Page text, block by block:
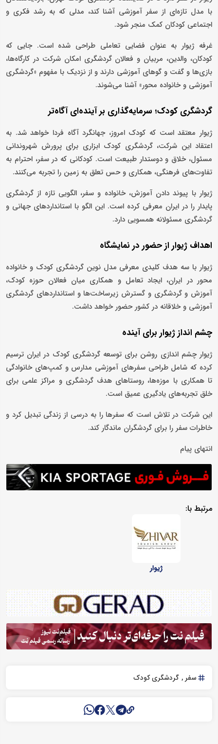
با مدل تازه‌ای از سفر آموزشی آشنا کند، مدلی که به رشد فکری و
اجتماعی کودکان کمک منجر شود.
غرفه ژیوار به ‌عنوان فضایی تعاملی طراحی شده است. جایی که
کودکان، والدین، مربیان و فعالان گردشگری امکان شرکت در کارگاه‌ها،
بازی‌ها و گفت و گوهای آموزشی دارند و از نزدیک با مفهوم «گردشگری
آموزشی و خانواده ‌محور» آشنا می‌شوند.
گردشگری کودک؛ سرمایه‌گذاری بر آینده‌ای آگاه‌تر
ژیوار معتقد است که کودک امروز، جهانگرد آگاه فردا خواهد شد. به
اعتقاد این شرکت، گردشگری کودک ابزاری برای پرورش شهروندانی
مسئول، خلاق و دوستدار طبیعت است. کودکانی که در سفر، احترام به
تفاوت‌های فرهنگی، همکاری و حس تعلق به زمین را تجربه می‌کنند.
ژیوار با پیوند دادن آموزش، خانواده و سفر، الگویی تازه از گردشگری
پایدار را در ایران معرفی کرده است. این الگو با استانداردهای جهانی و
گردشگری مسئولانه همسویی دارد.
اهداف ژیوار از حضور در نمایشگاه
ژیوار با سه هدف کلیدی معرفی مدل نوین گردشگری کودک و خانواده‌
محور در ایران، ایجاد تعامل و همکاری میان فعالان حوزه کودک،
آموزش و گردشگری و گسترش زیرساخت‌ها و استانداردهای گردشگری
آموزشی و خلاقانه در کشور حضور خواهد داشت.
چشم ‌انداز ژیوار برای آینده
ژیوار چشم ‌اندازی روشن برای توسعه گردشگری کودک در ایران ترسیم
کرده که شامل طراحی سفرهای آموزشی مدارس و کمپ‌های خانوادگی
تا همکاری با موزه‌ها، روستاهای هدف گردشگری و مراکز علمی برای
خلق تجربه‌های یادگیری عمیق است.
این شرکت در تلاش است که سفرها را به درسی از زندگی تبدیل کرد و
خاطرات سفر را برای گردشگران ماندگار کند.
انتهای پیام
مرتبط با:
ژیوار
سفر گردشگری کودک